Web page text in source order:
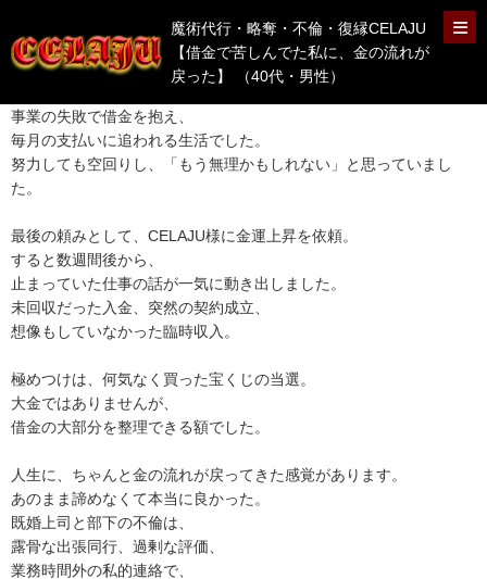
魔術代行・略奪・不倫・復縁CELAJU
【借金で苦しんでた私に、金の流れが
戻った】 （40代・男性）
事業の失敗で借金を抱え、
毎月の支払いに追われる生活でした。
努力しても空回りし、「もう無理かもしれない」と思っていまし
た。
最後の頼みとして、CELAJU様に金運上昇を依頼。
すると数週間後から、
止まっていた仕事の話が一気に動き出しました。
未回収だった入金、突然の契約成立、
想像もしていなかった臨時収入。
極めつけは、何気なく買った宝くじの当選。
大金ではありませんが、
借金の大部分を整理できる額でした。
人生に、ちゃんと金の流れが戻ってきた感覚があります。
あのまま諦めなくて本当に良かった。
既婚上司と部下の不倫は、
露骨な出張同行、過剰な評価、
業務時間外の私的連絡で、